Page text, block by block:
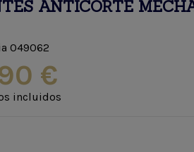
ANTICORTE
049062
€
incluidos